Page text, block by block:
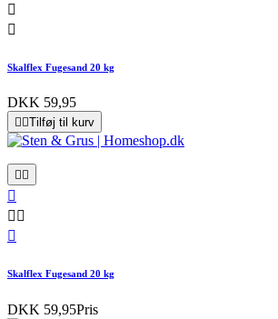


Skalflex Fugesand 20 kg
DKK 59,95
 Tilføj til kurv
 

 

Skalflex Fugesand 20 kg
DKK 59,95Pris